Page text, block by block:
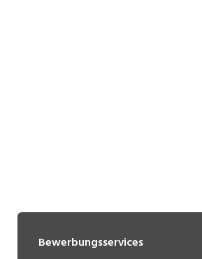
Bewerbungsservices